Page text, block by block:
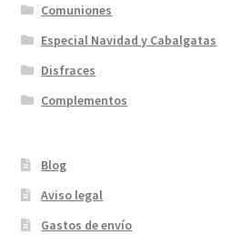
Comuniones
Especial Navidad y Cabalgatas
Disfraces
Complementos
Blog
Aviso legal
Gastos de envío